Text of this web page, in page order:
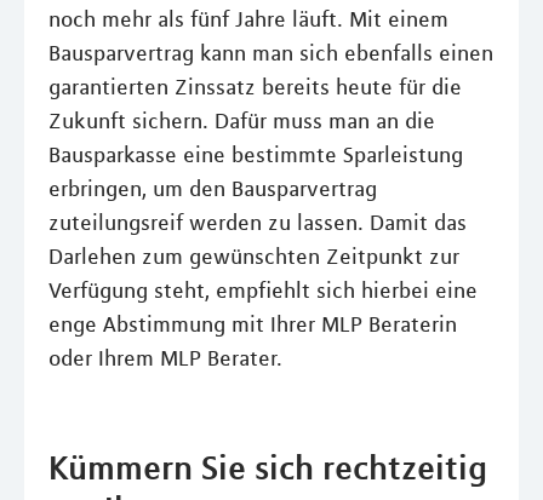
noch mehr als fünf Jahre läuft. Mit einem
Bausparvertrag kann man sich ebenfalls einen
garantierten Zinssatz bereits heute für die
Zukunft sichern. Dafür muss man an die
Bausparkasse eine bestimmte Sparleistung
erbringen, um den Bausparvertrag
zuteilungsreif werden zu lassen. Damit das
Darlehen zum gewünschten Zeitpunkt zur
Verfügung steht, empfiehlt sich hierbei eine
enge Abstimmung mit Ihrer MLP Beraterin
oder Ihrem MLP Berater.
Kümmern Sie sich rechtzeitig